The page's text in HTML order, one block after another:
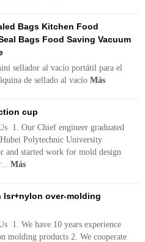
Bags Kitchen Food
Bags Food Saving Vacuum
sellador al vacío portátil para el
de sellado al vacío Más
cup
1. Our Chief engineer graduated
Polytechnic University
and started work for mold design
Más
lsr+nylon over-molding
1. We have 10 years experience
molding products 2. We cooperate